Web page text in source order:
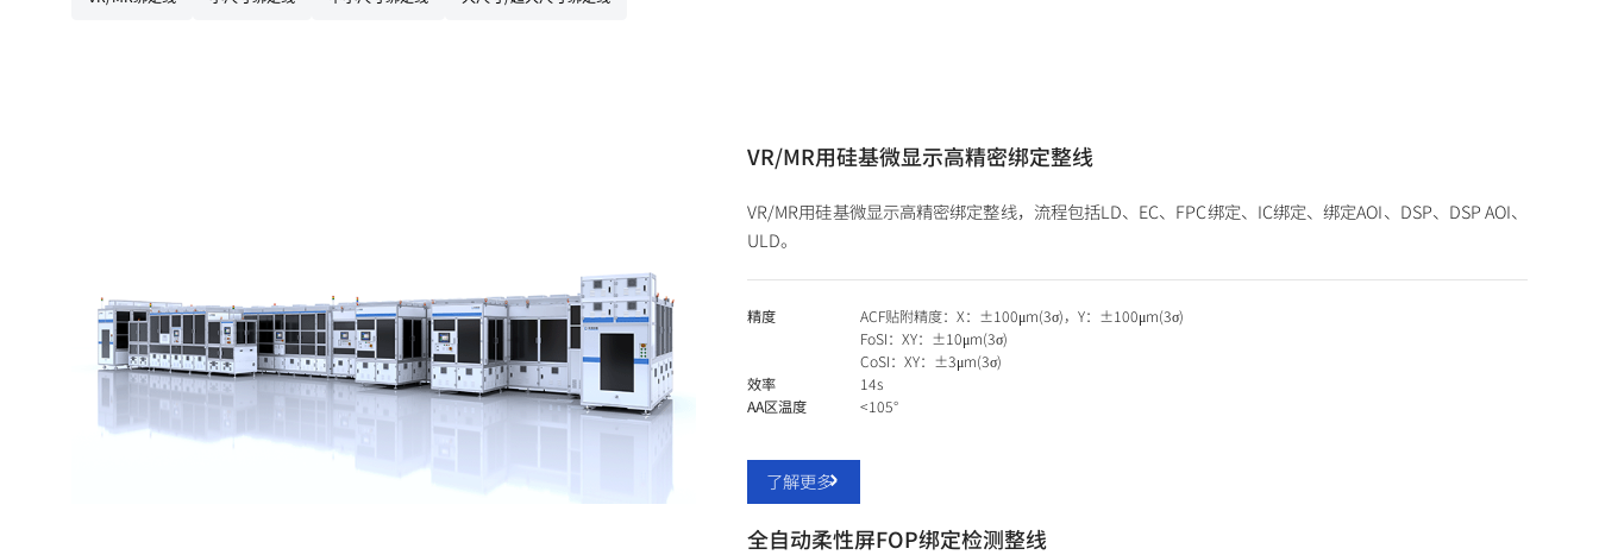
VR/MR用硅基微显示高精密绑定整线
VR/MR用硅基微显示高精密绑定整线，流程包括LD、EC、FPC绑定、IC绑定、绑定AOI、DSP、DSP AOI、
ULD。
精度
ACF贴附精度：X：±100μm(3σ)，Y：±100μm(3σ)
FoSI：XY：±10μm(3σ)
CoSI：XY：±3μm(3σ)
效率
14s
AA区温度
<105°
了解更多
全自动柔性屏FOP绑定检测整线